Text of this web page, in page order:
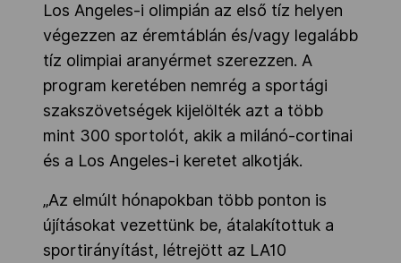
Los Angeles-i olimpián az első tíz helyen
végezzen az éremtáblán és/vagy legalább
tíz olimpiai aranyérmet szerezzen. A
program keretében nemrég a sportági
szakszövetségek kijelölték azt a több
mint 300 sportolót, akik a milánó-cortinai
és a Los Angeles-i keretet alkotják.
„Az elmúlt hónapokban több ponton is
újításokat vezettünk be, átalakítottuk a
sportirányítást, létrejött az LA10